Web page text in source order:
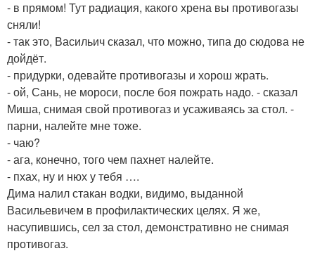
- в прямом! Тут радиация, какого хрена вы противогазы
сняли!
- так это, Васильич сказал, что можно, типа до сюдова не
дойдёт.
- придурки, одевайте противогазы и хорош жрать.
- ой, Сань, не мороси, после боя пожрать надо. - сказал
Миша, снимая свой противогаз и усаживаясь за стол. -
парни, налейте мне тоже.
- чаю?
- ага, конечно, того чем пахнет налейте.
- пхах, ну и нюх у тебя ….
Дима налил стакан водки, видимо, выданной
Васильевичем в профилактических целях. Я же,
насупившись, сел за стол, демонстративно не снимая
противогаз.